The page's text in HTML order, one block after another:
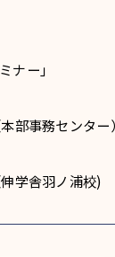
ナー」
部事務センター）
学舎羽ノ浦校)